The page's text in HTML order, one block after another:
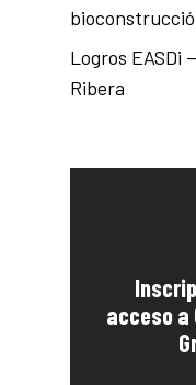
Logros EASDi
Ribera
acceso a